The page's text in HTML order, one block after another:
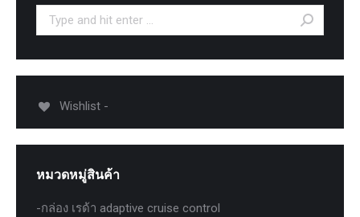
Search:
Wishlist -
หมวดหมู่สินค้า
-กล่อง เรด้า adaptive cruise control